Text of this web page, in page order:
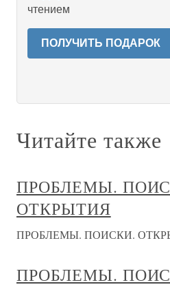
чтением
ПОЛУЧИТЬ ПОДАРОК
Читайте также
ПРОБЛЕМЫ.
ОТКРЫТИЯ
ПРОБЛЕМЫ. ПОИСКИ.
ПРОБЛЕМЫ.